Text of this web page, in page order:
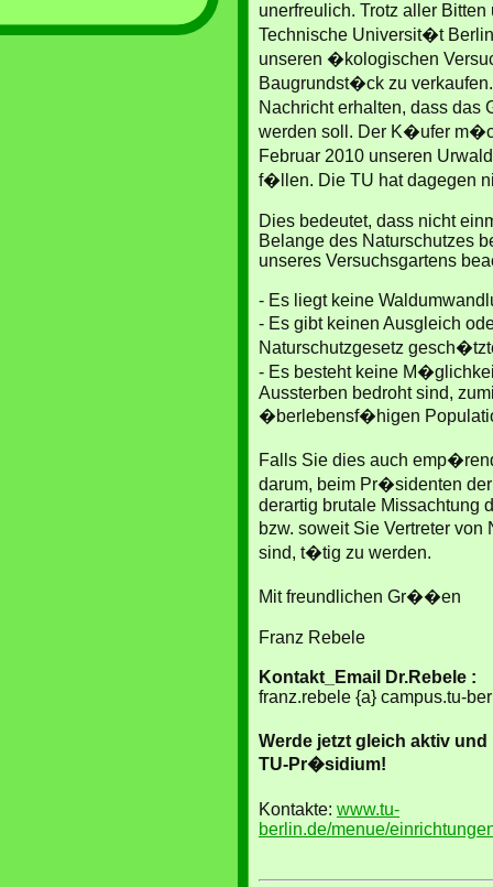
unerfreulich. Trotz aller
Technische Universit�t
unseren �kologischen
Baugrundst�ck zu
Nachricht erhalten, dass
werden soll. Der K�ufer
Februar 2010 unseren
f�llen. Die TU hat dagegen
Dies bedeutet, dass nicht
Belange des Naturschutzes
unseres Versuchsgartens
- Es liegt keine
- Es gibt keinen Ausgleich
Naturschutzgesetz
- Es besteht keine
Aussterben bedroht sind,
�berlebensf�higen
Falls Sie dies auch
darum, beim Pr�sidenten
derartig brutale Missachtung
bzw. soweit Sie Vertreter
sind, t�tig zu werden.
Mit freundlichen Gr��en
Franz Rebele
Kontakt_Email Dr.Rebele :
franz.rebele {a} campus.tu-
Werde jetzt gleich aktiv
TU-Pr�sidium!
Kontakte: www.tu-
berlin.de/menue/